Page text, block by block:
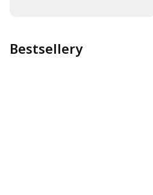
Bestsellery